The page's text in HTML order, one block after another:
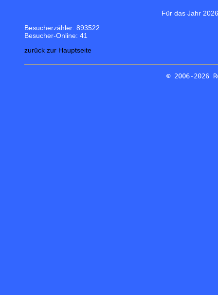
Für das Jahr
Besucherzähler: 893522
Besucher-Online: 41
zurück zur Hauptseite
© 2006-2026